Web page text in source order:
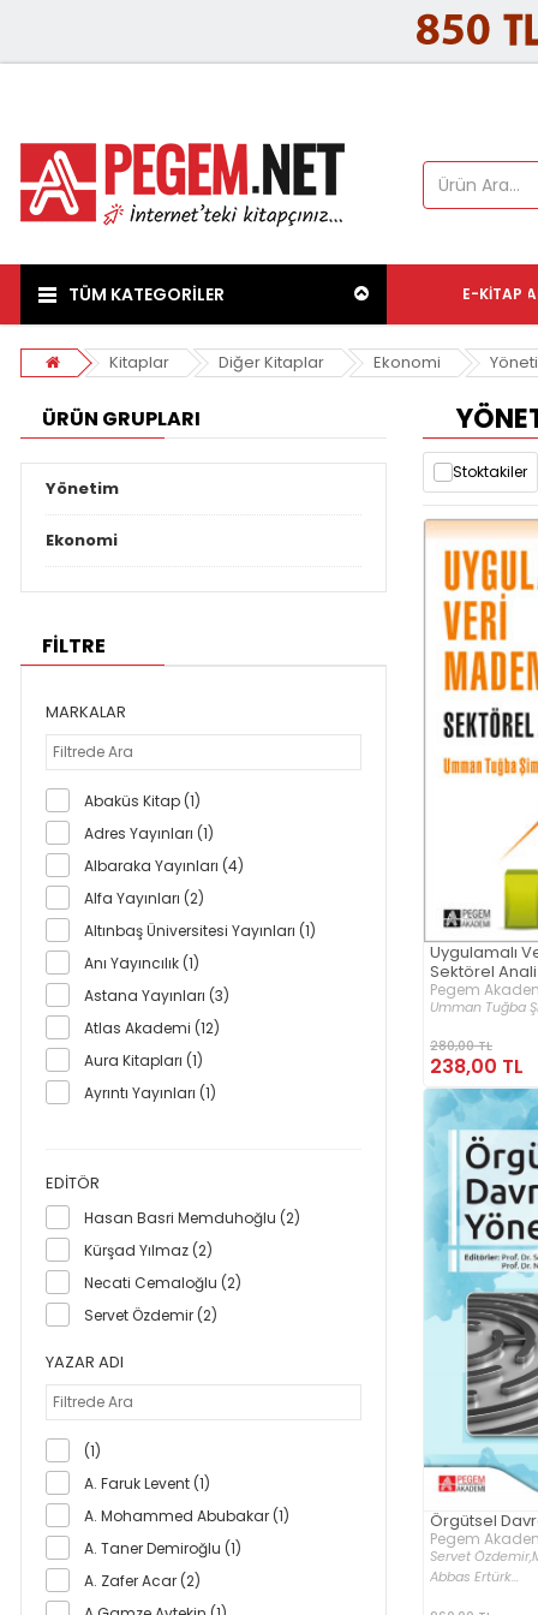
TÜM KATEGORİLER E-KITAP
Kitaplar Diğer Kitaplar Ekonomi
ÜRÜN GRUPLARI
Yönetim
Ekonomi
FİLTRE
MARKALAR
Abaküs Kitap (1)
Adres Yayınları (1)
Albaraka Yayınları (4)
Alfa Yayınları (2)
Altınbaş Üniversitesi Yayınları (1)
Anı Yayıncılık (1)
Astana Yayınları (3)
Atlas Akademi (12)
Aura Kitapları (1)
Ayrıntı Yayınları (1)
Domingo Yayınevi (1)
Efil Yayınevi (1)
Elma Yayınevi (7)
Epsilon Yayınları (3)
Gazi Kitabevi (10)
Gülnar Yayınları (1)
Hayat Yayınları (1)
Herdem Kitap (1)
Hiperlink Yayınları (1)
Hümanist Kitap Yayıncılık (1)
İdeal Kültür Akademik (1)
İdeal Kültür Yayıncılık (1)
İş Bankası Kültür Yayınları (3)
EDITÖR
Hasan Basri Memduhoğlu (2)
Kürşad Yılmaz (2)
Necati Cemaloğlu (2)
Servet Özdemir (2)
YAZAR ADI
(1)
A. Faruk Levent (1)
A. Mohammed Abubakar (1)
A. Taner Demiroğlu (1)
A. Zafer Acar (2)
Stoktakiler
Uygulamalı
Sektörel
Pegem
Umman Tuğba
280,00 TL
238,00 TL
Örgütsel
Pegem
Servet Özdemir,
Abbas Ertürk...